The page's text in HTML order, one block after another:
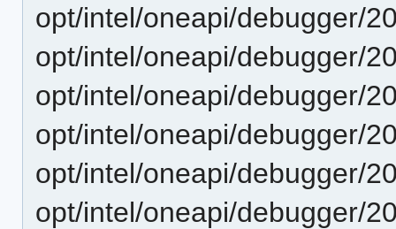
opt/intel/oneapi/debugger/
opt/intel/oneapi/debugger/
opt/intel/oneapi/debugger/
opt/intel/oneapi/debugger/
opt/intel/oneapi/debugger/
opt/intel/oneapi/debugger/